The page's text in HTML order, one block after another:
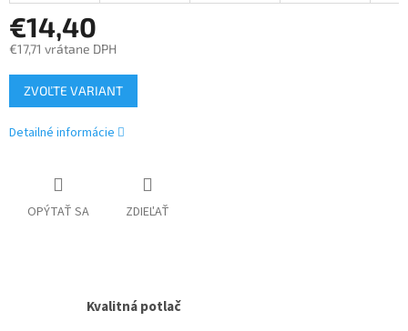
€14,40
€17,71 vrátane DPH
Jednotková
cena:
ZVOĽTE VARIANT
Detailné informácie
OPÝTAŤ SA ZDIEĽAŤ
Kvalitná potlač